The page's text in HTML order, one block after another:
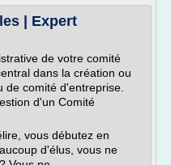
| Expert
de votre comité
dans la création ou
de comité d'entreprise.
d'un Comité
vous débutez en
d'élus, vous ne